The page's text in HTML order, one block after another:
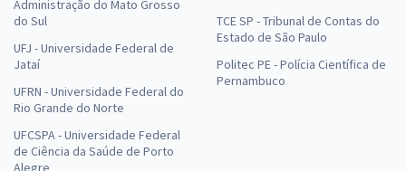
Administração do Mato Grosso
do Sul
UFJ - Universidade Federal de
Jataí
UFRN - Universidade Federal do
Rio Grande do Norte
UFCSPA - Universidade Federal
de Ciência da Saúde de Porto
Alegre
TCE SP - Tribunal de Contas do
Estado de São Paulo
Politec PE - Polícia Científica de
Pernambuco